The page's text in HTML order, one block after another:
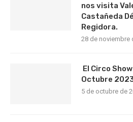
nos visita
Castañeda
Regidora.
28 de noviembre
El Circo
Octubre
5 de octubre de